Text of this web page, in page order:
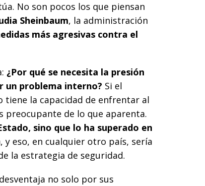
No son pocos los que piensan
Sheinbaum, la administración
más agresivas contra el
¿Por qué se necesita la presión
un problema interno? Si el
tiene la capacidad de enfrentar al
preocupante de lo que aparenta.
sino que lo ha superado en
, y eso, en cualquier otro país, sería
la estrategia de seguridad.
no solo por sus